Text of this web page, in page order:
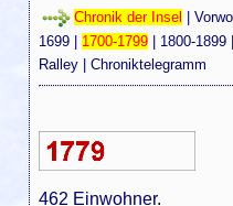
Chronik der Insel |
1699
1700-1799 1800-1899
Ralley |Chroniktelegramm
462 Einwohner.